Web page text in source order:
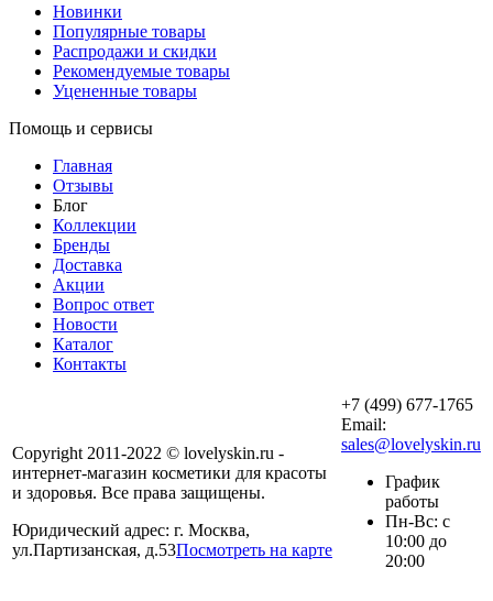
Новинки
Популярные товары
Распродажи и скидки
Рекомендуемые товары
Уцененные товары
Помощь и сервисы
Главная
Отзывы
Блог
Коллекции
Бренды
Доставка
Акции
Вопрос ответ
Новости
Каталог
Контакты
Copyright 2011-2022 © lovelyskin.ru -
интернет-магазин косметики для красоты
и здоровья. Все права защищены.
Юридический адрес: г. Москва,
ул.Партизанская, д.53Посмотреть на карте
+7 (499) 677-1765
Email:
sales@lovelyskin.ru
График
работы
Пн-Вс: с
10:00 до
20:00